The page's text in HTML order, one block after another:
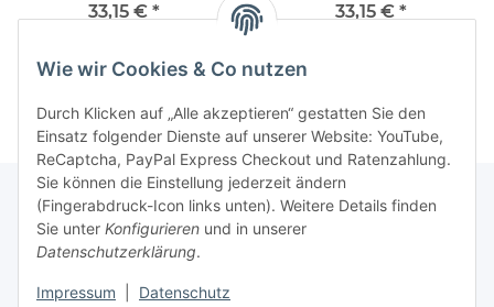
33,15 € *
33,15 € *
Rechtliche Hinweise
Wie wir Cookies & Co nutzen
Durch Klicken auf „Alle akzeptieren“ gestatten Sie den
Einsatz folgender Dienste auf unserer Website: YouTube,
ReCaptcha, PayPal Express Checkout und Ratenzahlung.
Sie können die Einstellung jederzeit ändern
(Fingerabdruck-Icon links unten). Weitere Details finden
Sie unter Konfigurieren und in unserer
Datenschutzerklärung.
Impressum Datenschutz